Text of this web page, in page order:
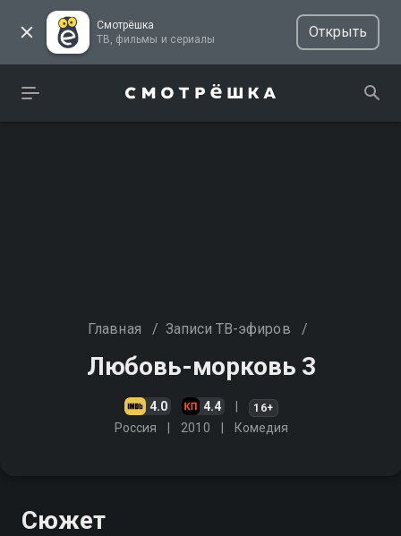
Смотрёшка
ТВ, фильмы и сериалы
Открыть
Главная / Записи ТВ-эфиров /
Любовь-морковь 3
4.0 4.4 16+
Россия 2010 Комедия
Сюжет